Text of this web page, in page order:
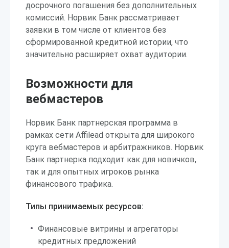
досрочного погашения без дополнительных
комиссий. Норвик Банк рассматривает
заявки в том числе от клиентов без
сформированной кредитной истории, что
значительно расширяет охват аудитории.
Возможности для
вебмастеров
Норвик Банк партнерская программа в
рамках сети Affilead открыта для широкого
круга вебмастеров и арбитражников. Норвик
Банк партнерка подходит как для новичков,
так и для опытных игроков рынка
финансового трафика.
Типы принимаемых ресурсов:
Финансовые витрины и агрегаторы
кредитных предложений